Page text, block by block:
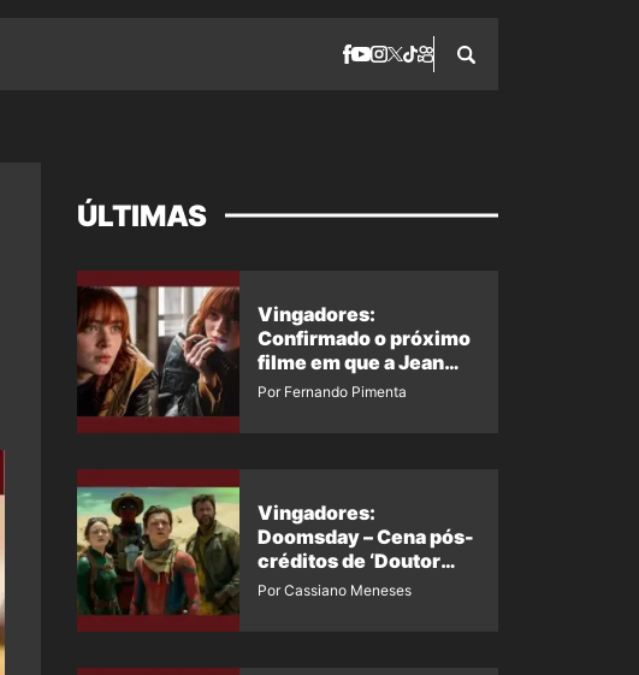
ÚLTIMAS
Vingadores:
Confirmado o próximo
filme em que a Jean
Grey irá aparecer
Por Fernando Pimenta
Vingadores:
Doomsday – Cena pós-
créditos de ‘Doutor
Destino’ é revelada
Por Cassiano Meneses